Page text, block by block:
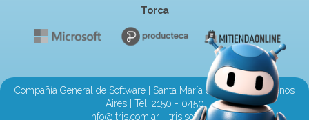
Torca
Compañía General de Software | Santa María de Oro 2710, Buenos
Aires | Tel: 2150 - 0450
info@itris.com.ar | itris.software